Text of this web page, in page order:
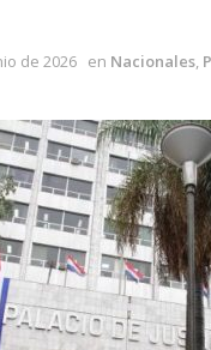
de 2026 en Nacionales,